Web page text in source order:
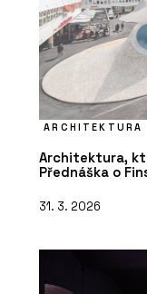
ARCHITEKTURA
Architektura,
Přednáška o
31. 3. 2026